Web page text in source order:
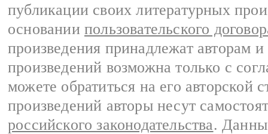
публикации своих литературных
основании пользовательского
произведения принадлежат авторам
произведений возможна только с
можете обратиться на его авторской
произведений авторы несут
российского законодательства.